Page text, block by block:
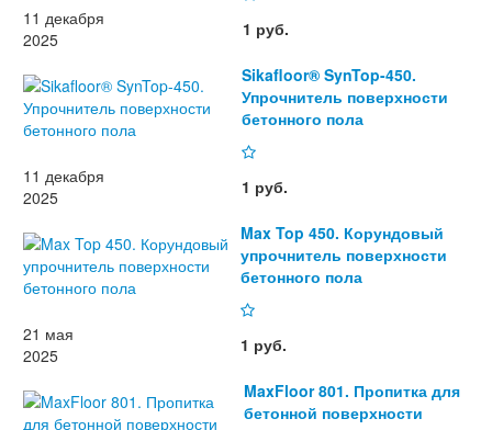
11 декабря
2025
1 руб.
Sikafloor® SynTop-450.
Упрочнитель поверхности
бетонного пола
11 декабря
2025
1 руб.
Max Top 450. Корундовый
упрочнитель поверхности
бетонного пола
21 мая
2025
1 руб.
MaxFloor 801. Пропитка для
бетонной поверхности